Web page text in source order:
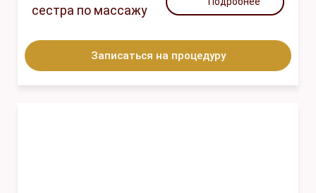
сестра по массажу
Записаться на процедуру